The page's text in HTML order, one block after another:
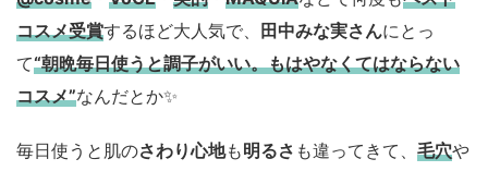
コスメ受賞するほど大人気で、 田中みな実さんにとっ
て“朝晩毎日使うと調子がいい。もはやなくてはならない
コスメ”なんだとか✨
毎日使うと肌のさわり心地も明るさ も違ってきて、 毛穴や